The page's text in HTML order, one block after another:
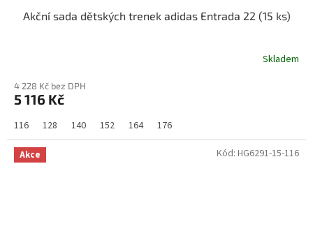
Akční sada dětských trenek adidas Entrada 22 (15 ks)
Skladem
4 228 Kč bez DPH
5 116 Kč
116 128 140 152 164 176
Akce Kód: HG6291-15-116